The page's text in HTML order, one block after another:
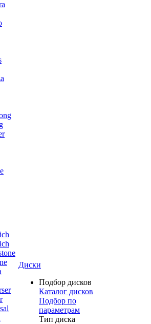
Диски
Подбор дисков
Каталог дисков
Подбор по
параметрам
Тип диска